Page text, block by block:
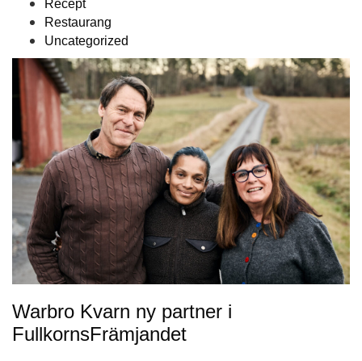
Recept
Restaurang
Uncategorized
Warbro Kvarn ny partner i
FullkornsFrämjandet